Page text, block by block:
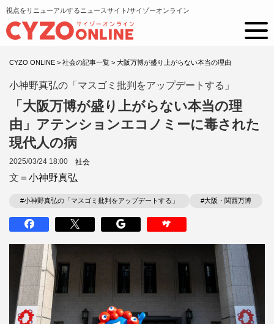
視点をリニューアルするニュースサイト/サイゾーオンライン
CYZO ONLINE > 社会の記事一覧 > 大阪万博が盛り上がらない本当の理由
小神野真弘の「マスゴミ批判をアップデートする」
「大阪万博が盛り上がらない本当の理
由」アテンションエコノミーに毒された
現代人の病
2025/03/24 18:00 社会
文＝ 小神野真弘
#小神野真弘の「マスゴミ批判をアップデートする」 #大阪・関西万博